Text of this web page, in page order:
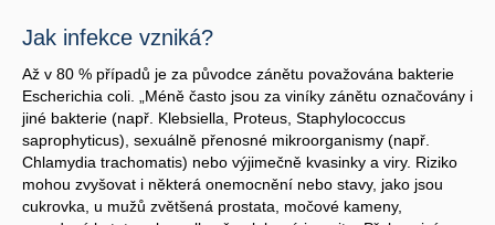
Jak infekce vzniká?
Až v 80 % případů je za původce zánětu považována bakterie
Escherichia coli. „Méně často jsou za viníky zánětu označovány i
jiné bakterie (např. Klebsiella, Proteus, Staphylococcus
saprophyticus), sexuálně přenosné mikroorganismy (např.
Chlamydia trachomatis) nebo výjimečně kvasinky a viry. Riziko
mohou zvyšovat i některá onemocnění nebo stavy, jako jsou
cukrovka, u mužů zvětšená prostata, močové kameny,